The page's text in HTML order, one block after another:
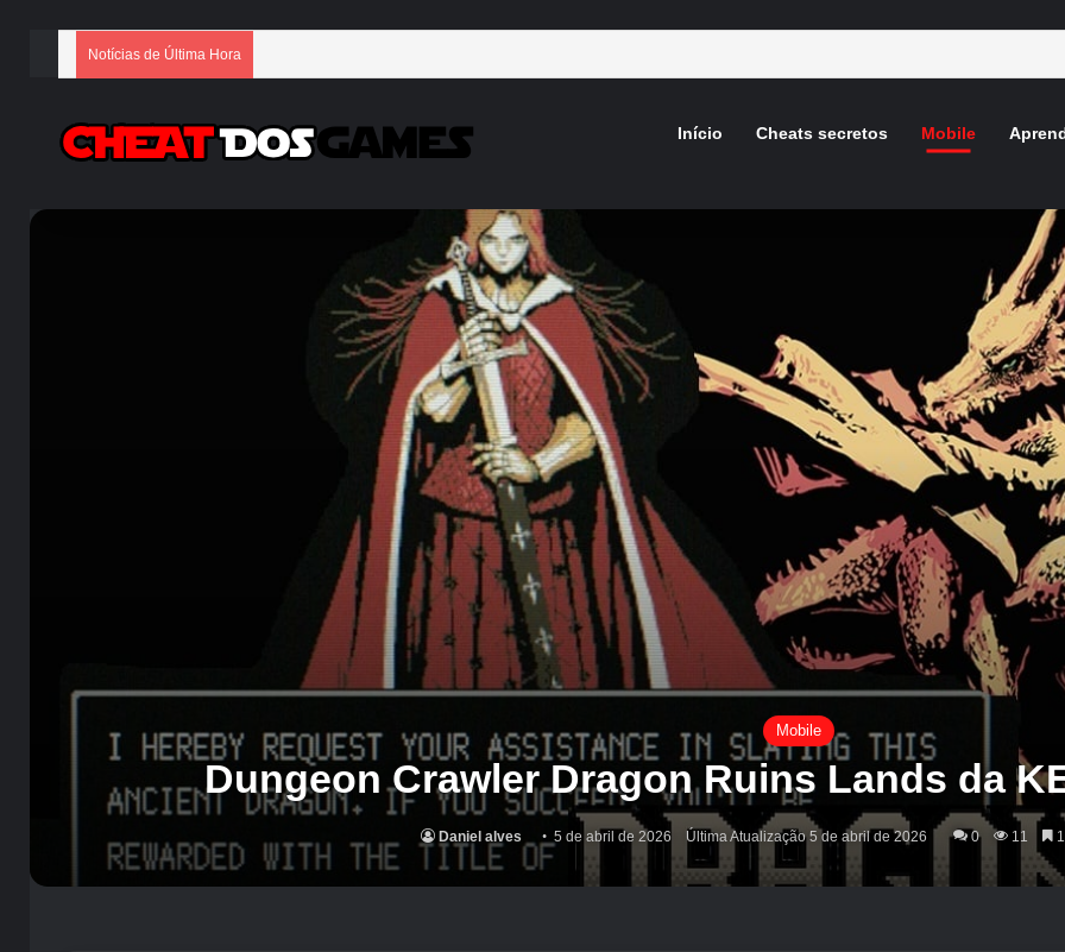
Notícias de Última Hora
Início Cheats secretos Mobile
Mobile
Dungeon Crawler Dragon Ruins Lands da
Daniel alves 5 de abril de 2026 Última Atualização 5 de abril de 2026 0 11